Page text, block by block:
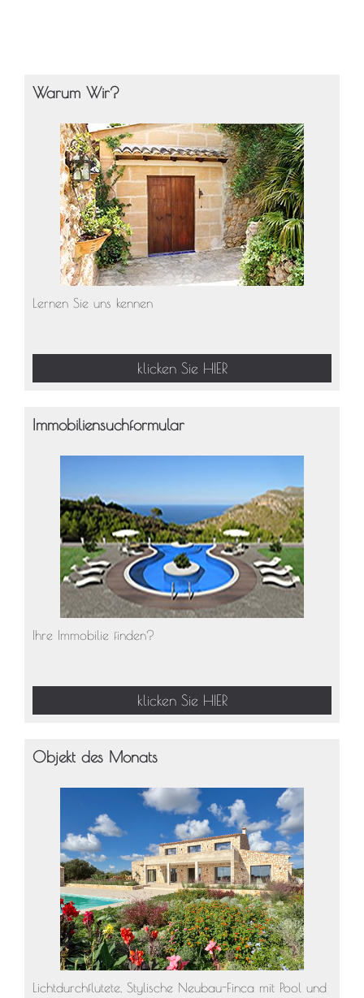
Warum Wir?
Lernen Sie uns kennen
klicken Sie HIER
Immobiliensuchformular
Ihre Immobilie finden?
klicken Sie HIER
Objekt des Monats
Lichtdurchflutete, Stylische Neubau-Finca mit Pool und